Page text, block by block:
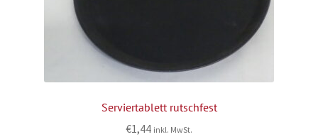
Serviertablett rutschfest
€1,44 inkl. MwSt.